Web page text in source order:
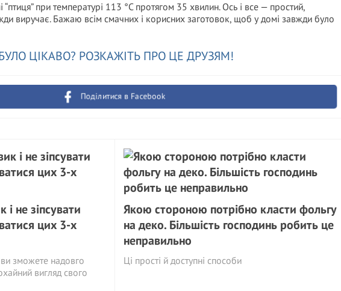
“птиця” при температурі 113 °C протягом 35 хвилин. Ось і все — простий,
виручає. Бажаю всім смачних і корисних заготовок, щоб у домі завжди було
ЦІКАВО? РОЗКАЖІТЬ ПРО ЦЕ ДРУЗЯМ!
Поділитися в Facebook
не зіпсувати
цих 3-х
зможете надовго
вигляд свого
Якою стороною потрібно класти фольгу
на деко. Більшість господинь робить це
неправильно
Ці прості й доступні способи